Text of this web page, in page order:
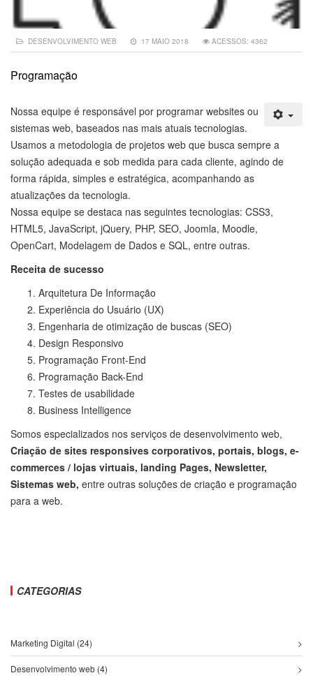
DESENVOLVIMENTO WEB 17 MAIO 2018 ACESSOS: 4362
Programação
Nossa equipe é responsável por programar websites ou
sistemas web, baseados nas mais atuais tecnologias.
Usamos a metodologia de projetos web que busca sempre a
solução adequada e sob medida para cada cliente, agindo de
forma rápida, simples e estratégica, acompanhando as
atualizações da tecnologia.
Nossa equipe se destaca nas seguintes tecnologias: CSS3,
HTML5, JavaScript, jQuery, PHP, SEO, Joomla, Moodle,
OpenCart, Modelagem de Dados e SQL, entre outras.
Receita de sucesso
Arquitetura De Informação
Experiência do Usuário (UX)
Engenharia de otimização de buscas (SEO)
Design Responsivo
Programação Front-End
Programação Back-End
Testes de usabilidade
Business Intelligence
Somos especializados nos serviços de desenvolvimento web,
Criação de sites responsives corporativos, portais, blogs, e-
commerces / lojas virtuais, landing Pages, Newsletter,
Sistemas web, entre outras soluções de criação e programação
para a web.
CATEGORIAS
Marketing Digital (24)
Desenvolvimento web (4)